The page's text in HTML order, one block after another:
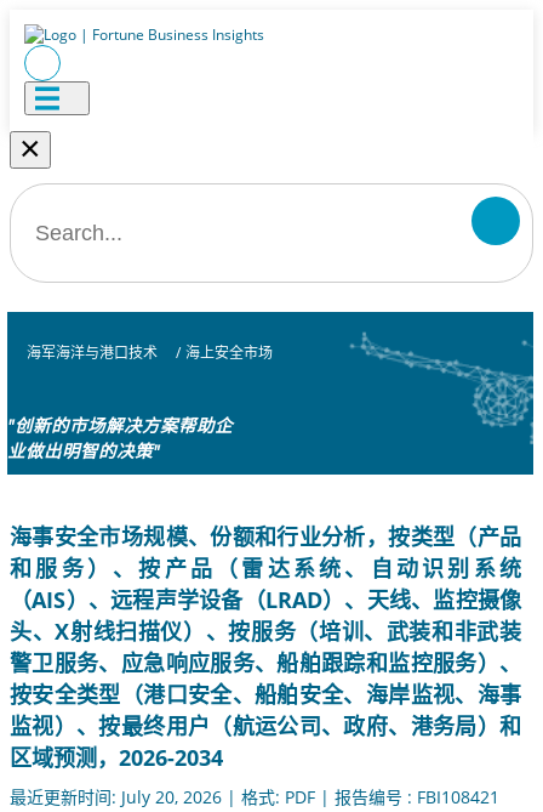
×
海军海洋与港口技术 / 海上安全市场
"创新的市场解决方案帮助企
业做出明智的决策"
海事安全市场规模、份额和行业分析，按类型（产品
和服务）、按产品（雷达系统、自动识别系统
（AIS）、远程声学设备（LRAD）、天线、监控摄像
头、X射线扫描仪）、按服务（培训、武装和非武装
警卫服务、应急响应服务、船舶跟踪和监控服务）、
按安全类型（港口安全、船舶安全、海岸监视、海事
监视）、按最终用户（航运公司、政府、港务局）和
区域预测，2026-2034
最近更新时间: July 20, 2026 | 格式: PDF | 报告编号 : FBI108421